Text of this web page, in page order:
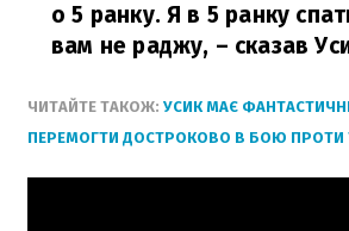
о 5 ранку. Я в 5 ранку
вам не раджу, – сказав
ЧИТАЙТЕ ТАКОЖ: УСИК МАЄ
ПЕРЕМОГТИ ДОСТРОКОВО В БОЮ ПРОТИ